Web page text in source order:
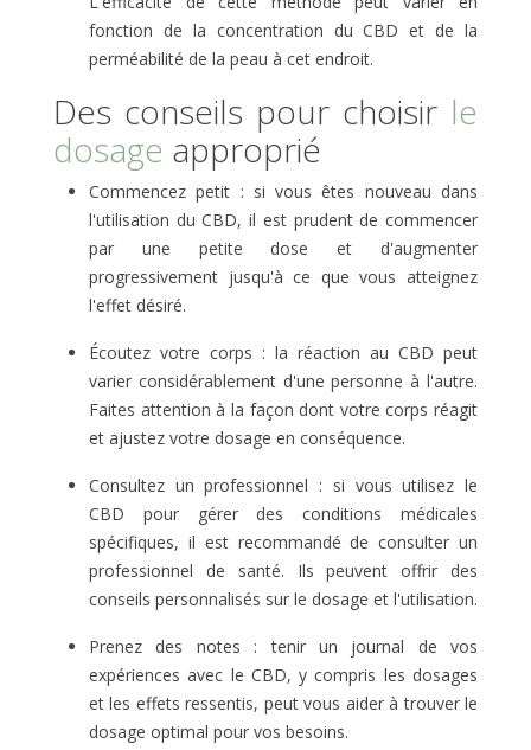
fonction de la concentration du CBD et de la
perméabilité de la peau à cet endroit.
Des conseils pour choisir le
dosage approprié
Commencez petit : si vous êtes nouveau dans
l'utilisation du CBD, il est prudent de commencer
par une petite dose et d'augmenter
progressivement jusqu'à ce que vous atteignez
l'effet désiré.
Écoutez votre corps : la réaction au CBD peut
varier considérablement d'une personne à l'autre.
Faites attention à la façon dont votre corps réagit
et ajustez votre dosage en conséquence.
Consultez un professionnel : si vous utilisez le
CBD pour gérer des conditions médicales
spécifiques, il est recommandé de consulter un
professionnel de santé. Ils peuvent offrir des
conseils personnalisés sur le dosage et l'utilisation.
Prenez des notes : tenir un journal de vos
expériences avec le CBD, y compris les dosages
et les effets ressentis, peut vous aider à trouver le
dosage optimal pour vos besoins.